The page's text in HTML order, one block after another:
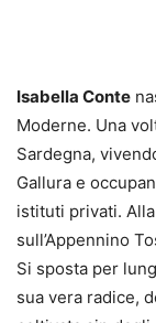
Isabella Conte
Moderne. Una
Sardegna,
Gallura e
istituti privati.
sull’Appennino
Si sposta per
sua vera radice,